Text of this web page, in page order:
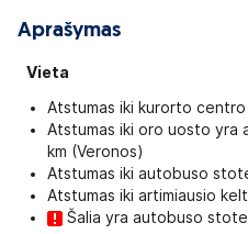
Aprašymas
Vieta
Atstumas iki kurorto
Atstumas iki oro uosto yra
km (Veronos)
Atstumas iki autobuso
Atstumas iki artimiausio
Šalia yra autobuso